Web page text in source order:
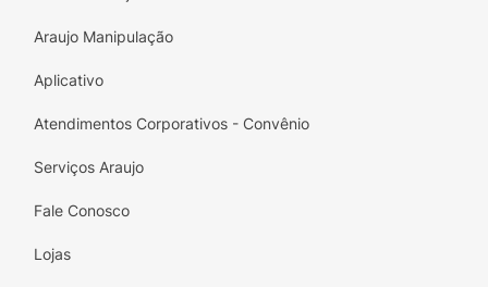
Araujo Manipulação
Aplicativo
Atendimentos Corporativos - Convênio
Serviços Araujo
Fale Conosco
Lojas